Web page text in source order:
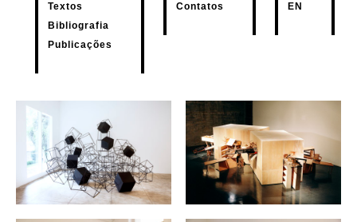
Textos
Bibliografia
Publicações
Contatos EN